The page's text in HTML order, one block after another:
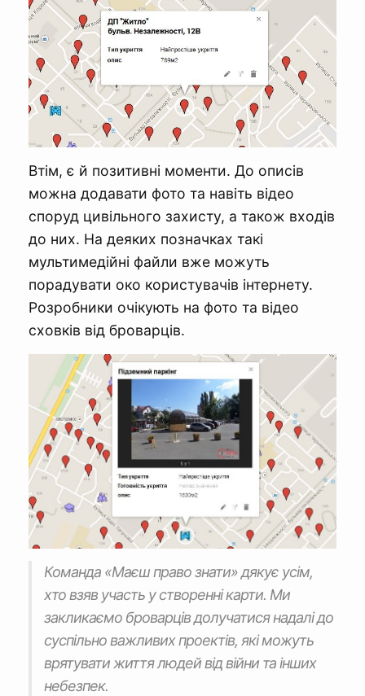
Втім, є й позитивні моменти. До описів
можна додавати фото та навіть відео
споруд цивільного захисту, а також входів
до них. На деяких позначках такі
мультимедійні файли вже можуть
порадувати око користувачів інтернету.
Розробники очікують на фото та відео
сховків від броварців.
Команда «Маєш право знати» дякує усім,
хто взяв участь у створенні карти. Ми
закликаємо броварців долучатися надалі до
суспільно важливих проектів, які можуть
врятувати життя людей від війни та інших
небезпек.